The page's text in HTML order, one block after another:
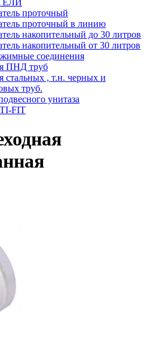
проточный
проточный в линию
накопительный до 30 литров
накопительный от 30 литров
соединения
ПНД труб
стальных , т.н. черных и
труб.
унитаза
FIT